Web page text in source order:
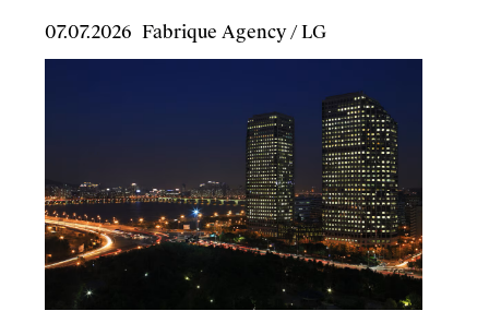
07.07.2026 Fabrique Agency/LG